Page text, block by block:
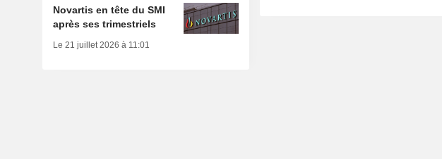
Novartis en tête du SMI
après ses trimestriels
Le 21 juillet 2026 à 11:01